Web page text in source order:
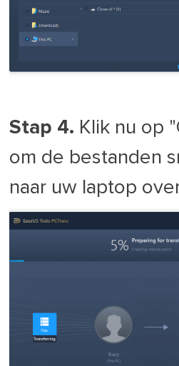
Stap 4. Klik nu op
om de bestanden
naar uw laptop